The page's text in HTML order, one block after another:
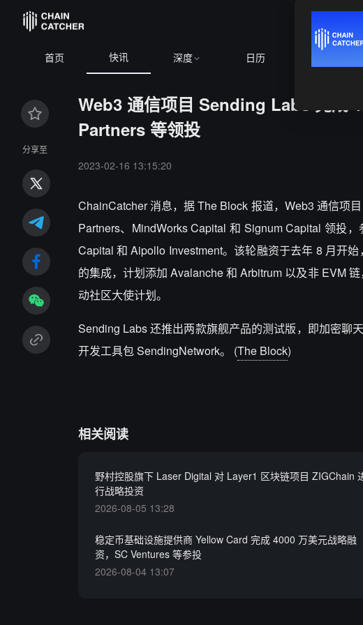
首页 快讯 深度 日历
BTC$64,629.89 +0.85% ETH$1,903.72
分享至
Web3 通信项目 Sending Labs 完成
Partners 等领投
2023-02-16 13:15:20
ChainCatcher 消息，据 The Block 报道，Web3 通信项
Partners、MindWorks Capital 和 Signum Capital 领投
Capital 和 Aipollo Investment。该轮融资于去年 8 月开
的集成，计划添加 Avalanche 和 Arbitrum 以及非 EVM
动社区大使计划。
Sending Labs 还推出两款旗舰产品的测试版，即加密聊
开发工具包 SendingNetwork。 (The Block)
相关阅读
野村控股旗下 Laser Digital 对 Layer1 区块链项目 ZIGChain
行战略投资
2026-08-05 13:28
稳定币基础设施提供商 Yellow Card 完成 4000 万美元战略融
资，SC Ventures 等参投
2026-08-04 13:07